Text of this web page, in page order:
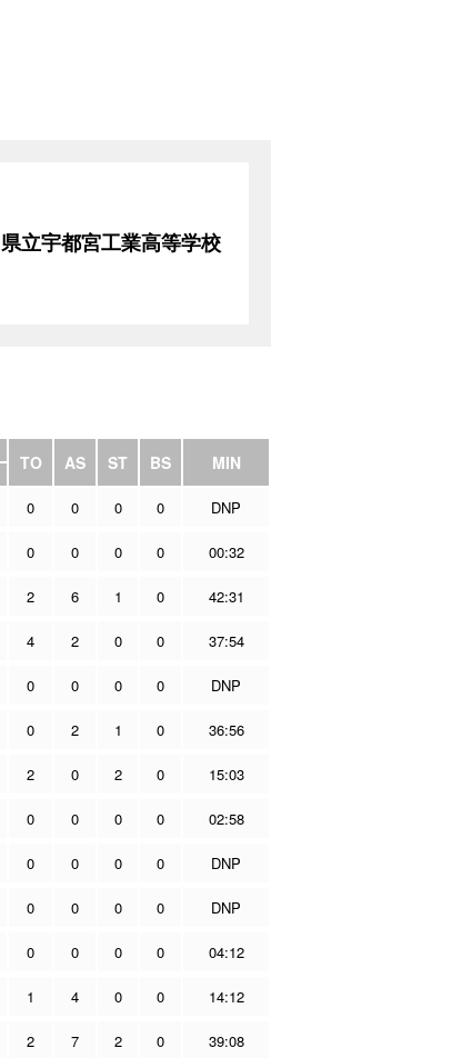
県立宇都宮工業高等学校
TO AS ST BS MIN
0 0 0 0 DNP
0 0 0 0 00:32
2 6 1 0 42:31
4 2 0 0 37:54
0 0 0 0 DNP
0 2 1 0 36:56
2 0 2 0 15:03
0 0 0 0 02:58
0 0 0 0 DNP
0 0 0 0 DNP
0 0 0 0 04:12
1 4 0 0 14:12
2 7 2 0 39:08